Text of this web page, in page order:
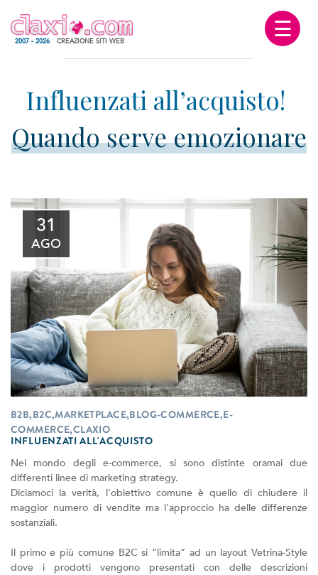
2007 - 2026 CREAZIONE SITI WEB ☰
Quando serve emozionare
31
AGO
B2B,B2C,MARKETPLACE,BLOG-COMMERCE,E-
COMMERCE,CLAXIO
INFLUENZATI ALL'ACQUISTO
Nel mondo degli e-commerce, si sono distinte oramai due
differenti linee di marketing strategy.
Diciamoci la verità, l'obiettivo comune è quello di chiudere il
maggior numero di vendite ma l'approccio ha delle differenze
sostanziali.
Il primo e più comune B2C si “limita” ad un layout Vetrina-Style
dove i prodotti vengono presentati con delle descrizioni